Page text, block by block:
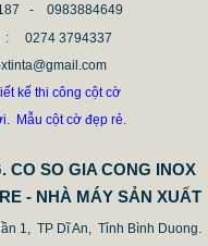
-
0983884649
:
0274 3794337
kế thi công cột cờ
Mẫu cột cờ đẹp rẻ.
CO SO GIA CONG INOX
- NHÀ MÁY SẢN XUẤT
1, TP Dĩ An, Tỉnh Bình Duong.